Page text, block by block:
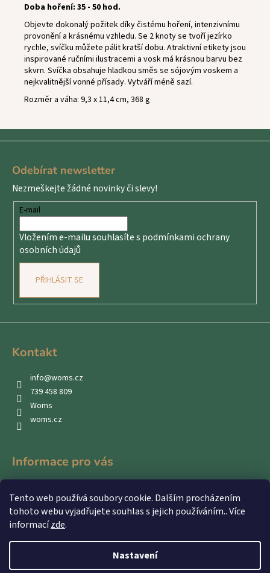
Tento web používá soubory cookie. Dalším procházením
tohoto webu vyjadřujete souhlas s jejich používáním.. Více
informacízde.
Nastavení
Doba hoření: 35 - 50 hod.
Objevte dokonalý požitek díky čistému hoření, intenzivnímu
provonění a krásnému vzhledu. Se 2 knoty se tvoří jezírko
rychle, svíčku můžete pálit kratší dobu. Atraktivní etikety jsou
inspirované ručními ilustracemi a vosk má krásnou barvu bez
skvrn. Svíčka obsahuje hladkou směs se sójovým voskem a
nejkvalitnější vonné přísady. Vytváří méně sazí.
Rozměr a váha: 9,3 x 11,4 cm, 368 g
Odebírat newsletter
Nezmeškejte žádné novinky či slevy!
E-mail
Vložením e-mailu souhlasíte s podmínkami ochrany
osobních údajů
PŘIHLÁSIT SE
Kontakt
info@woms.cz
739 458 809
Woms
woms.cz
Informace pro vás
Obchodní podmínky
Podmínky ochrany osobních údajů